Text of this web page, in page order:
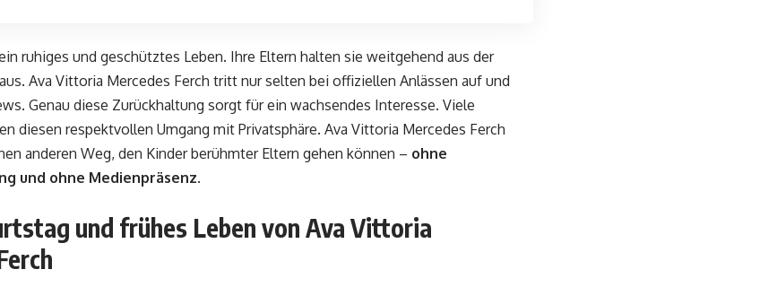
ruhiges und geschütztes Leben. Ihre Eltern halten sie weitgehend aus der
Ava Vittoria Mercedes Ferch tritt nur selten bei offiziellen Anlässen auf und
Genau diese Zurückhaltung sorgt für ein wachsendes Interesse. Viele
diesen respektvollen Umgang mit Privatsphäre. Ava Vittoria Mercedes Ferch
anderen Weg, den Kinder berühmter Eltern gehen können – ohne
und ohne Medienpräsenz.
und frühes Leben von Ava Vittoria